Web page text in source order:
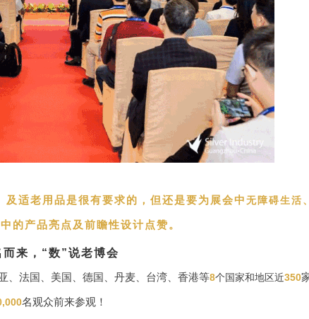
适老用品是很有要求的，但还是要为展会中无障碍生活
的产品亮点及前瞻性设计点赞。
而来，“数”说老博会
、法国、美国、德国、丹麦、台湾、香港等8个国家和地区近350
名观众前来参观！